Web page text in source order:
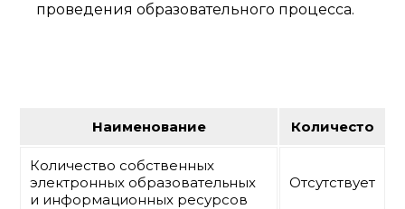
проведения образовательного процесса.
Наименование Количесто
Количество собственных
электронных образовательных
и информационных ресурсов
Отсутствует